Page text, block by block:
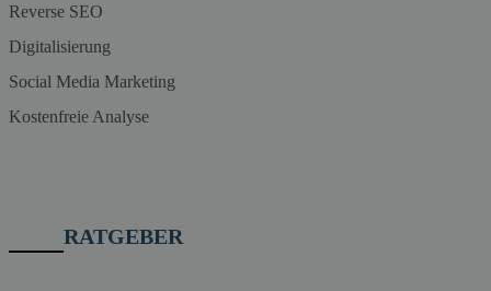
Reverse SEO
Digitalisierung
Social Media Marketing
Kostenfreie Analyse
RATGEBER